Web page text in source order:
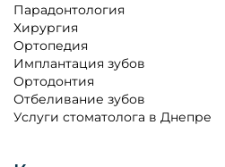
Парадонтология
Хирургия
Ортопедия
Имплантация зубов
Ортодонтия
Отбеливание зубов
Услуги стоматолога в Днепре